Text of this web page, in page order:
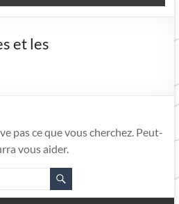
et les
pas ce que vous cherchez. Peut-
vous aider.